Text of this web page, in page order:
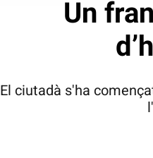
Un
El ciutadà s'ha